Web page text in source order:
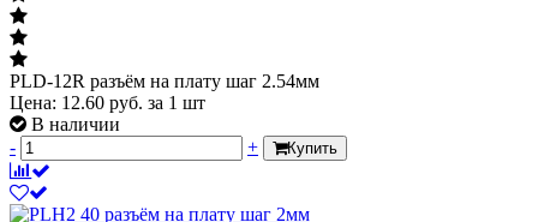
PLD-12R разъём на плату шаг 2.54мм
Цена: 12.60 руб. за 1 шт
В наличии
-
+ Купить